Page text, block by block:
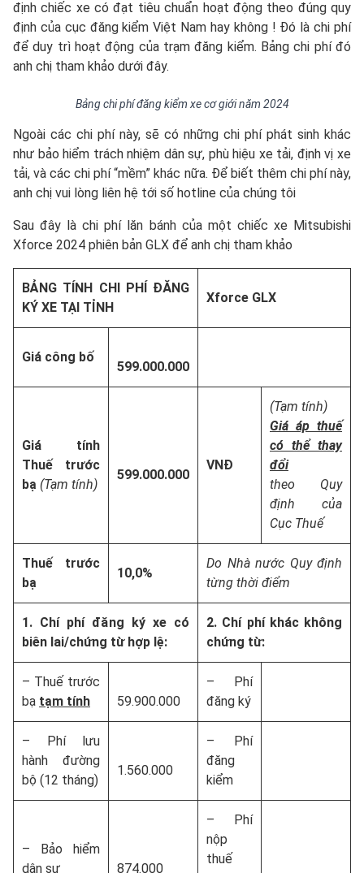
định chiếc xe có đạt tiêu chuẩn hoạt động theo đúng quy
định của cục đăng kiểm Việt Nam hay không ! Đó là chi phí
để duy trì hoạt động của trạm đăng kiểm. Bảng chi phí đó
anh chị tham khảo dưới đây.
Bảng chi phí đăng kiểm xe cơ giới năm 2024
Ngoài các chi phí này, sẽ có những chi phí phát sinh khác
như bảo hiểm trách nhiệm dân sự, phù hiệu xe tải, định vị xe
tải, và các chi phí “mềm” khác nữa. Để biết thêm chi phí này,
anh chị vui lòng liên hệ tới số hotline của chúng tôi
Sau đây là chi phí lăn bánh của một chiếc xe Mitsubishi
Xforce 2024 phiên bản GLX để anh chị tham khảo
BẢNG TÍNH CHI PHÍ ĐĂNG
KÝ XE TẠI TỈNH
Xforce GLX
Giá công bố
599.000.000
Giá tính
Thuế trước
bạ (Tạm tính)
599.000.000
VNĐ
(Tạm tính)
Giá áp thuế
có thể thay
đổi
theo Quy
định của
Cục Thuế
Thuế trước
bạ
10,0%
Do Nhà nước Quy định
từng thời điểm
1. Chí phí đăng ký xe có
biên lai/chứng từ hợp lệ:
2. Chí phí khác không
chứng từ:
– Thuế trước
bạ tạm tính 59.900.000
– Phí
đăng ký
– Phí lưu
hành đường
bộ (12 tháng)
1.560.000
– Phí
đăng
kiểm
– Bảo hiểm
dân sự
874.000
– Phí
nộp
thuế